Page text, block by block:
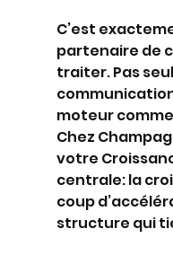
C’est
partenaire de
traiter. Pas
moteur
Chez
votre
centrale: la
coup
structure qui